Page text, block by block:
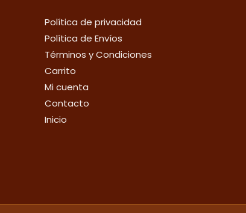
Política de privacidad
Política de Envíos
Términos y Condiciones
Carrito
Mi cuenta
Contacto
Inicio